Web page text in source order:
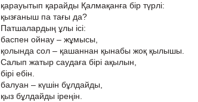
қарауытып қарайды Қалмақанға бір түрлі:
қызғаныш па тағы да?
Патшалардың ұлы ісі:
баспен ойнау – жұмысы,
қолында сол – қашаннан қынабы жоқ қылышы.
Салып жатыр саудаға бірі ақылын,
бірі ебін.
балуан – күшін бұлдайды,
қыз бұлдайды іреңін.